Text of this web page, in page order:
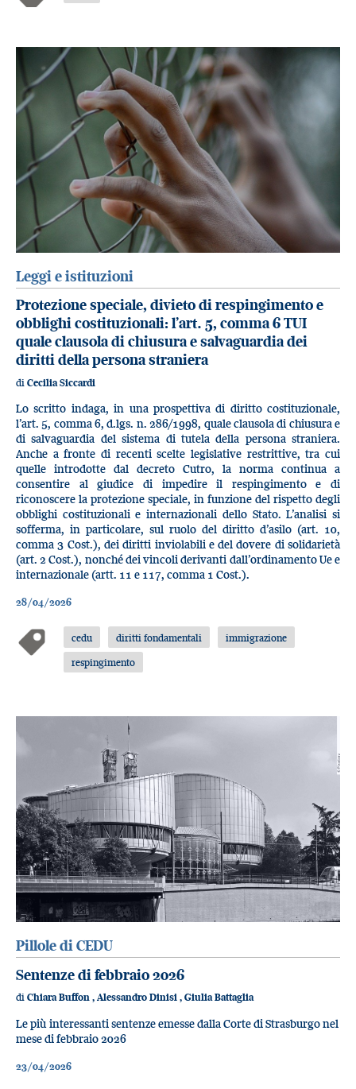
Leggi e istituzioni
Protezione speciale, divieto di respingimento e
obblighi costituzionali: l’art. 5, comma 6 TUI
quale clausola di chiusura e salvaguardia dei
diritti della persona straniera
di Cecilia Siccardi
Lo scritto indaga, in una prospettiva di diritto costituzionale,
l’art. 5, comma 6, d.lgs. n. 286/1998, quale clausola di chiusura e
di salvaguardia del sistema di tutela della persona straniera.
Anche a fronte di recenti scelte legislative restrittive, tra cui
quelle introdotte dal decreto Cutro, la norma continua a
consentire al giudice di impedire il respingimento e di
riconoscere la protezione speciale, in funzione del rispetto degli
obblighi costituzionali e internazionali dello Stato. L’analisi si
sofferma, in particolare, sul ruolo del diritto d’asilo (art. 10,
comma 3 Cost.), dei diritti inviolabili e del dovere di solidarietà
(art. 2 Cost.), nonché dei vincoli derivanti dall’ordinamento Ue e
internazionale (artt. 11 e 117, comma 1 Cost.).
28/04/2026
cedu diritti fondamentali
immigrazione
respingimento
Pillole di CEDU
Sentenze di febbraio 2026
di Chiara Buffon , Alessandro Dinisi , Giulia Battaglia
Le più interessanti sentenze emesse dalla Corte di Strasburgo nel
mese di febbraio 2026
23/04/2026